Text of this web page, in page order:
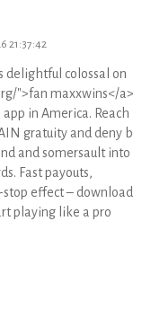
21:37:42
colossal on
">fan maxxwins</a>
in America. Reach
gratuity and deny b
and somersault into
Fast payouts,
effect – download
playing like a pro